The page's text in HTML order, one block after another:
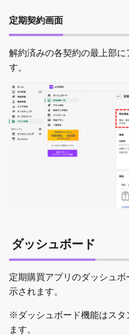
定期契約画面
解約済みの各契約の最上部
す。
ダッシュボード
定期購買アプリのダッシュ
示されます。
※ダッシュボード機能はスタ
ます。